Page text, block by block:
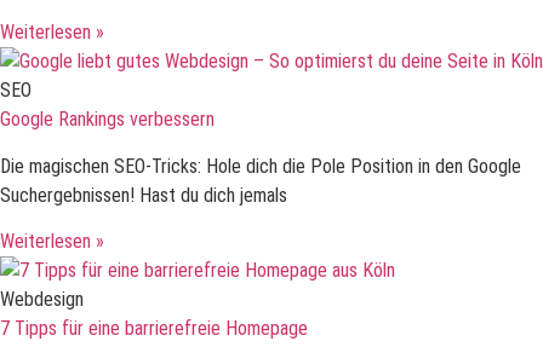
Weiterlesen »
SEO
Google Rankings verbessern
Die magischen SEO-Tricks: Hole dich die Pole Position in den Google
Suchergebnissen! Hast du dich jemals
Weiterlesen »
Webdesign
7 Tipps für eine barrierefreie Homepage